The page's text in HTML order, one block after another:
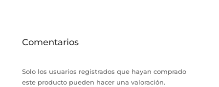
Comentarios
Solo los usuarios registrados que hayan comprado
este producto pueden hacer una valoración.